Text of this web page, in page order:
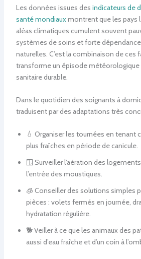
Les données issues des indicateurs de
santé mondiauxmontrent que les pays
aléas climatiques cumulent souvent
systèmes de soins et forte
naturelles. C’est la combinaison de ces
transforme un épisode météorologique
sanitaire durable.
Dans le quotidien des soignants à
traduisent par des adaptations très
💧 Organiser les tournées en tenant
plus fraîches en période de canicule.
🪟 Surveiller l’aération des
l’entrée des moustiques.
🧊 Conseiller des solutions simples
pièces : volets fermés en journée,
hydratation régulière.
🐕 Veiller à ce que les animaux des
aussi d’eau fraîche et d’un coin à